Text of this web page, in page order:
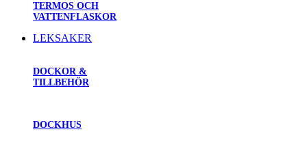
TERMOS OCH
VATTENFLASKOR
LEKSAKER
DOCKOR &
TILLBEHÖR
DOCKHUS